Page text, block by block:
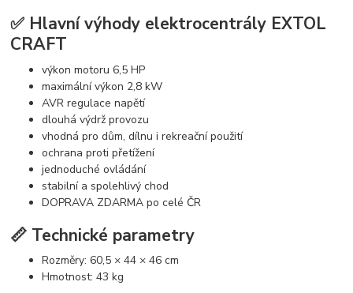
✅ Hlavní výhody elektrocentrály EXTOL
CRAFT
výkon motoru 6,5 HP
maximální výkon 2,8 kW
AVR regulace napětí
dlouhá výdrž provozu
vhodná pro dům, dílnu i rekreační použití
ochrana proti přetížení
jednoduché ovládání
stabilní a spolehlivý chod
DOPRAVA ZDARMA po celé ČR
📏 Technické parametry
Rozměry: 60,5 × 44 × 46 cm
Hmotnost: 43 kg